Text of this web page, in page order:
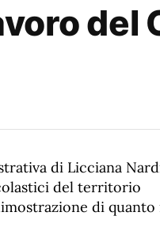
del
di Licciana
del territorio
di quanto